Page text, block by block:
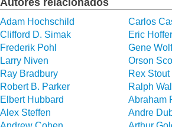
Adam Hochschild
Carlos
Clifford D. Simak
Eric Hoffer
Frederik Pohl
Gene
Larry Niven
Orson
Ray Bradbury
Rex Stout
Robert B. Parker
Ralph
Elbert Hubbard
Abraham
Alex Steffen
Andre